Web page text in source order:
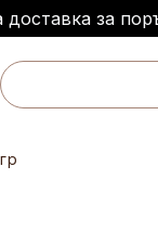
доставка за